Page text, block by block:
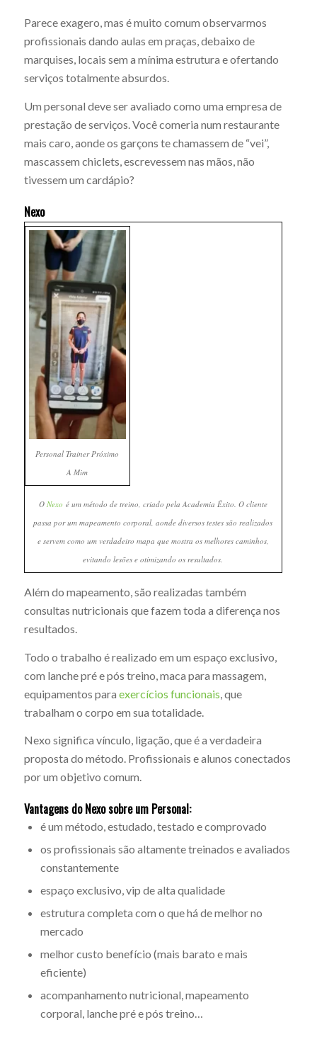
Parece exagero, mas é muito comum observarmos
profissionais dando aulas em praças, debaixo de
marquises, locais sem a mínima estrutura e ofertando
serviços totalmente absurdos.
Um personal deve ser avaliado como uma empresa de
prestação de serviços. Você comeria num restaurante
mais caro, aonde os garçons te chamassem de “vei”,
mascassem chiclets, escrevessem nas mãos, não
tivessem um cardápio?
Nexo
Personal Trainer Próximo
A Mim
O Nexo é um método de treino, criado pela Academia Êxito. O cliente
passa por um mapeamento corporal, aonde diversos testes são realizados
e servem como um verdadeiro mapa que mostra os melhores caminhos,
evitando lesões e otimizando os resultados.
Além do mapeamento, são realizadas também
consultas nutricionais que fazem toda a diferença nos
resultados.
Todo o trabalho é realizado em um espaço exclusivo,
com lanche pré e pós treino, maca para massagem,
equipamentos para exercícios funcionais , que
trabalham o corpo em sua totalidade.
Nexo significa vínculo, ligação, que é a verdadeira
proposta do método. Profissionais e alunos conectados
por um objetivo comum.
Vantagens do Nexo sobre um Personal:
é um método, estudado, testado e comprovado
os profissionais são altamente treinados e avaliados
constantemente
espaço exclusivo, vip de alta qualidade
estrutura completa com o que há de melhor no
mercado
melhor custo benefício (mais barato e mais
eficiente)
acompanhamento nutricional, mapeamento
corporal, lanche pré e pós treino…